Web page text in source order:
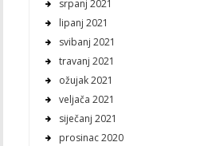
srpanj 2021
lipanj 2021
svibanj 2021
travanj 2021
ožujak 2021
veljača 2021
siječanj 2021
prosinac 2020